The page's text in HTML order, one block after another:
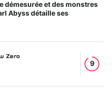
démesurée et des monstres
Abyss détaille ses
Zero
9